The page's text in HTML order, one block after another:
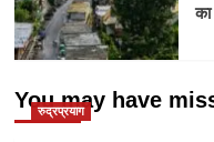
You may have
रुद्रप्रयाग